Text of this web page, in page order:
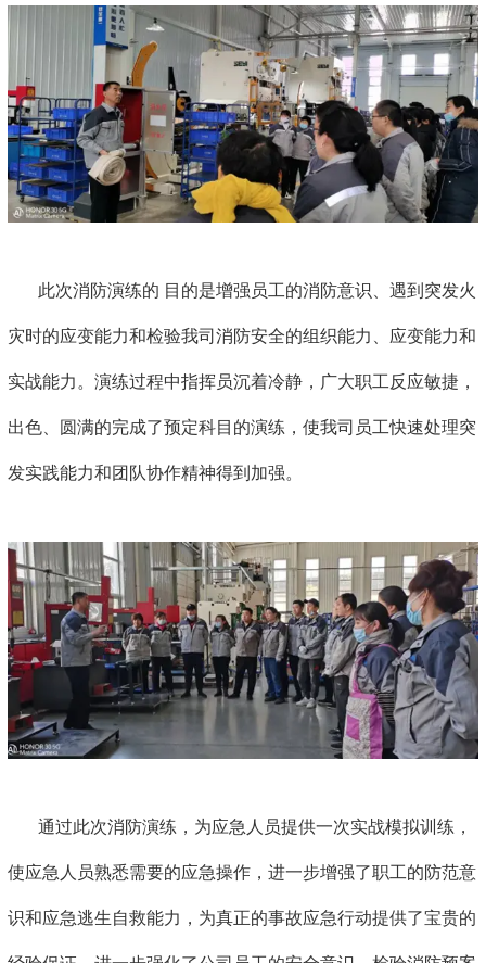
此次消防演练的 目的是增强员工的消防意识、遇到突发火
灾时的应变能力和检验我司消防安全的组织能力、应变能力和
实战能力。演练过程中指挥员沉着冷静，广大职工反应敏捷，
出色、圆满的完成了预定科目的演练，使我司员工快速处理突
发实践能力和团队协作精神得到加强。
通过此次消防演练，为应急人员提供一次实战模拟训练，
使应急人员熟悉需要的应急操作，进一步增强了职工的防范意
识和应急逃生自救能力，为真正的事故应急行动提供了宝贵的